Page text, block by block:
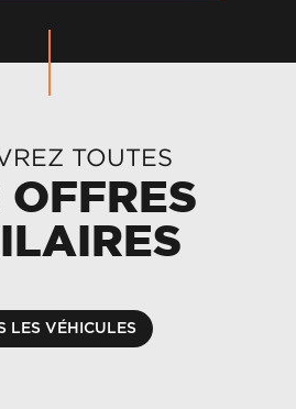
TOUTES
OFFRES
LES VÉHICULES